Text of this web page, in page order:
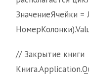
ЗначениеЯчейки =
// Закрытие книги